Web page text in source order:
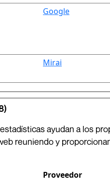
Google
Mirai
ayudan a los
reuniendo y
Proveedor